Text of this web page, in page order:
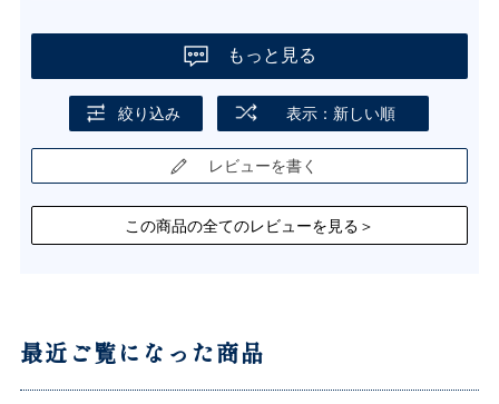
もっと見る
絞り込み 表示：新しい順
レビューを書く
この商品の全てのレビューを見る＞
最近ご覧になった商品